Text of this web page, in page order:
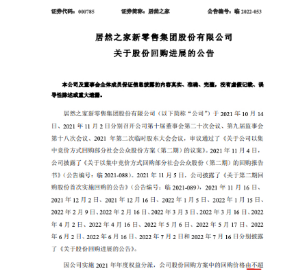
(000785.SZ)发布关于股
称，截至2022年7月31日
用证券账户以集中竞价交
份2692.93万股，占公司当
0.41%。